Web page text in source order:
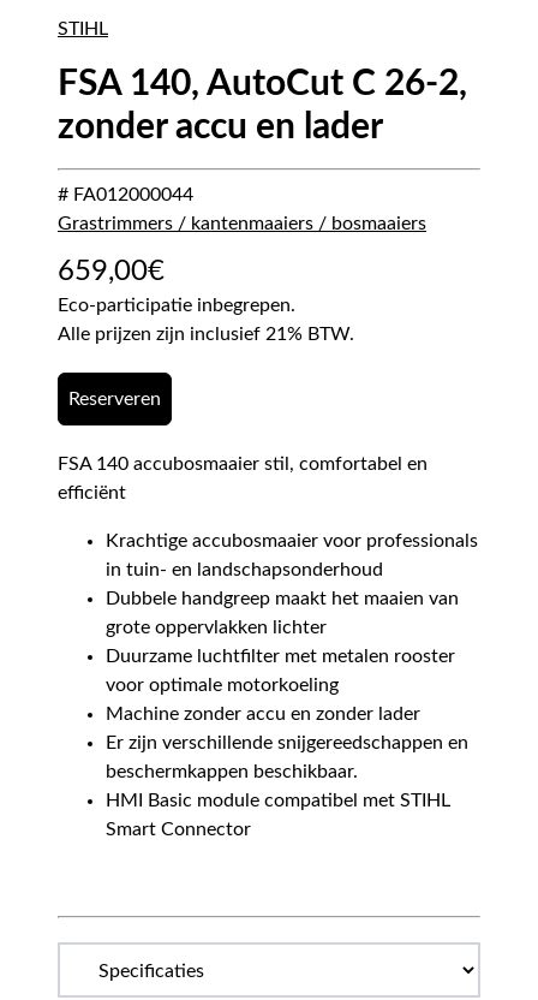
STIHL
FSA 140, AutoCut C 26-2,
zonder accu en lader
# FA012000044
Grastrimmers / kantenmaaiers / bosmaaiers
659,00€
Eco-participatie inbegrepen.
Alle prijzen zijn inclusief 21% BTW.
Reserveren
FSA 140 accubosmaaier stil, comfortabel en
efficiënt
Krachtige accubosmaaier voor professionals
in tuin- en landschapsonderhoud
Dubbele handgreep maakt het maaien van
grote oppervlakken lichter
Duurzame luchtfilter met metalen rooster
voor optimale motorkoeling
Machine zonder accu en zonder lader
Er zijn verschillende snijgereedschappen en
beschermkappen beschikbaar.
HMI Basic module compatibel met STIHL
Smart Connector